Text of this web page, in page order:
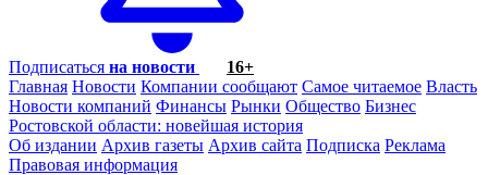
Подписаться на новости
16+
Главная Новости Компании сообщают Самое читаемое Власть
Новости компаний Финансы Рынки Общество Бизнес
Ростовской области: новейшая история
Об издании Архив газеты Архив сайта Подписка Реклама
Правовая информация